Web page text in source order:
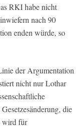
RKI habe nicht
nach 90
enden würde, so
der Argumentation
nicht nur Lothar
die
wird für